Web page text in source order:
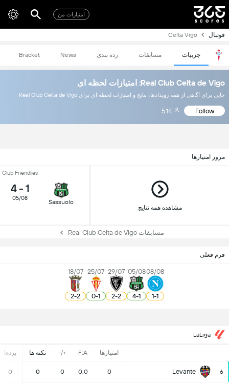
امتیازات من
فوتبال Celta Vigo
جزییات مسابقات رده بندی News
Bracket
Real Club Celta de Vigo: امتیازات لحظه ای
جایی برای آگاهی از همه رویدادها، نتایج و امتیازات لحظه ای برای Real Club Celta de Vigo
Follow
5.1K
مرور امتیازها
مشاهده همه نتایج
Club Friendlies
Sassuolo
1
-
4
05/08
مسابقات Real Club Celta de Vigo
فرم فعلی
08/08
1
-
1
05/08
1
-
4
29/07
2
-
2
25/07
1
-
0
18/07
2
-
2
LaLiga
امتیازها F:A
+/- نکته ها بردها
6
Levante
0
0:0
0
0
0